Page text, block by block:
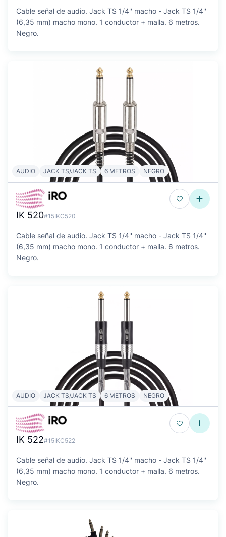
Cable señal de audio. Jack TS 1/4'' macho - Jack TS 1/4''
(6,35 mm) macho mono. 1 conductor + malla. 6 metros.
Negro.
AUDIO JACK TS/JACK TS 6 METROS NEGRO
IK 520#15IKC520
Cable señal de audio. Jack TS 1/4'' macho - Jack TS 1/4''
(6,35 mm) macho mono. 1 conductor + malla. 6 metros.
Negro.
AUDIO JACK TS/JACK TS 6 METROS NEGRO
IK 522#15IKC522
Cable señal de audio. Jack TS 1/4'' macho - Jack TS 1/4''
(6,35 mm) macho mono. 1 conductor + malla. 6 metros.
Negro.